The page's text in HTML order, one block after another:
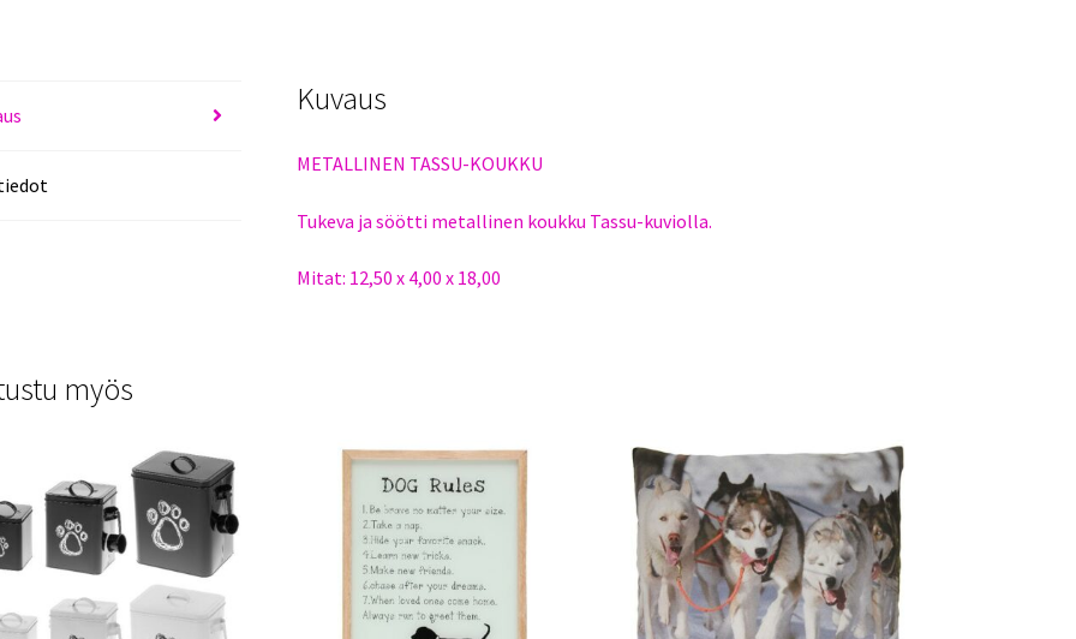
Kuvaus
METALLINEN TASSU-KOUKKU
Tukeva ja söötti metallinen koukku Tassu-kuviolla.
Mitat: 12,50 x 4,00 x 18,00
myös